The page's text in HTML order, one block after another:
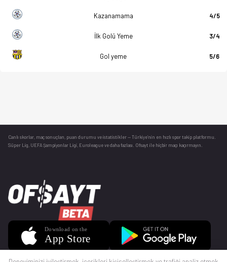
Kazanamama 4/5
İlk Golü Yeme 3/4
Gol yeme 5/6
Canlı skorlar , maç sonuçları, puan durumu ve istatistikler — Türkiye’nin en hızlı spor takip platformu.
Süper Lig, UEFA Şampiyonlar Ligi, Euroleague ve daha fazlası. Ofsayt ile hiçbir maçı kaçırmayın.